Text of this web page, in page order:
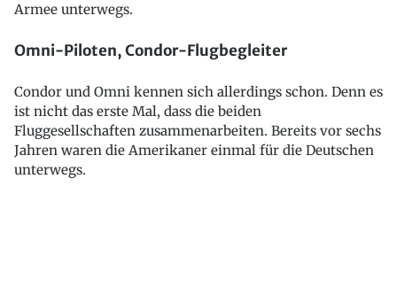
Armee unterwegs.
Omni-Piloten, Condor-Flugbegleiter
Condor und Omni kennen sich allerdings schon. Denn es
ist nicht das erste Mal, dass die beiden
Fluggesellschaften zusammenarbeiten. Bereits vor sechs
Jahren waren die Amerikaner einmal für die Deutschen
unterwegs.